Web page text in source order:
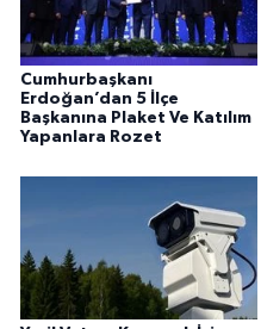
Cumhurbaşkanı
Erdoğan’dan 5 İlçe
Başkanına Plaket Ve Katılım
Yapanlara Rozet